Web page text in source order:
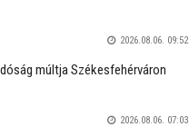
2026.08.06. 09:52
múltja Székesfehérváron
2026.08.06. 07:03